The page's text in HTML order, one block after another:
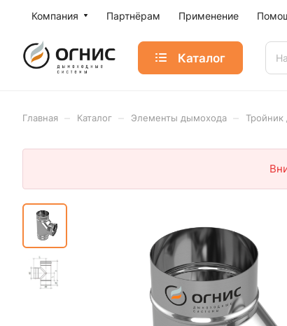
Компания Партнёрам Применение
Каталог
Главная Каталог Элементы дымохода